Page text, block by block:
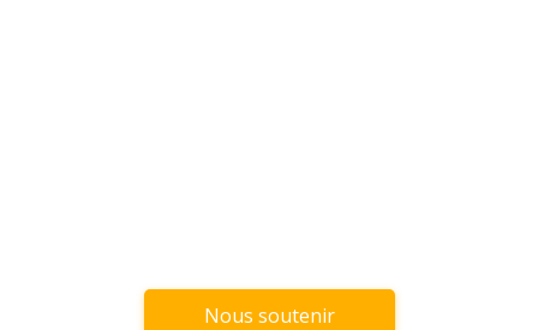
Nous soutenir